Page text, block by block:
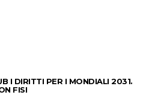
I DIRITTI PER I MONDIALI 2031.
FISI